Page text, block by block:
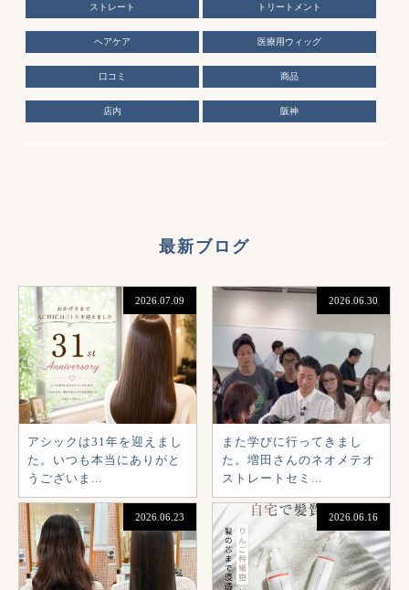
ストレート トリートメント
ヘアケア 医療用ウィッグ
口コミ 商品
店内 阪神
最新ブログ
2026.07.09
アシックは31年を迎えまし
た。いつも本当にありがと
うございま...
2026.06.30
また学びに行ってきまし
た。増田さんのネオメテオ
ストレートセミ...
2026.06.23 2026.06.16